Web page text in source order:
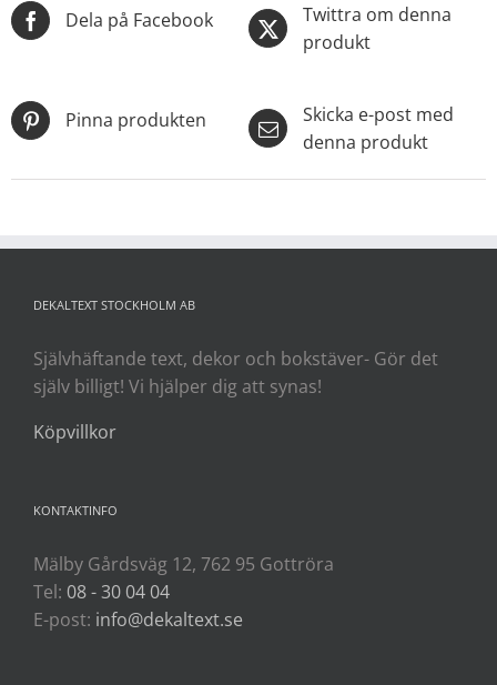
Dela på Facebook
Twittra om denna
produkt
Pinna produkten
Skicka e-post med
denna produkt
DEKALTEXT STOCKHOLM AB
Självhäftande text, dekor och bokstäver- Gör det
själv billigt! Vi hjälper dig att synas!
Köpvillkor
KONTAKTINFO
Mälby Gårdsväg 12, 762 95 Gottröra
Tel: 08 - 30 04 04
E-post: info@dekaltext.se